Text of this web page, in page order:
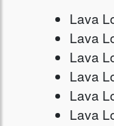
Lava
Lava
Lava
Lava
Lava
Lava